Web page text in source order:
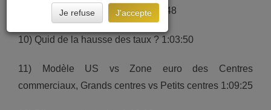
9) Des questions d’actualités 1:01:48
10) Quid de la hausse des taux ? 1:03:50
11) Modèle US vs Zone euro des Centres
commerciaux, Grands centres vs Petits centres 1:09:25
Je refuse J'accepte